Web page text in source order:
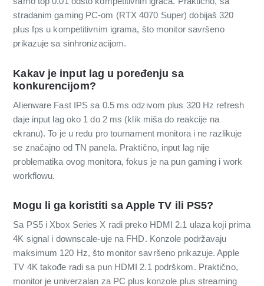
stradanim gaming PC-om (RTX 4070 Super) dobijaš 320
plus fps u kompetitivnim igrama, što monitor savršeno
prikazuje sa sinhronizacijom.
Kakav je input lag u poređenju sa
konkurencijom?
Alienware Fast IPS sa 0.5 ms odzivom plus 320 Hz refresh
daje input lag oko 1 do 2 ms (klik miša do reakcije na
ekranu). To je u redu pro tournament monitora i ne razlikuje
se značajno od TN panela. Praktično, input lag nije
problematika ovog monitora, fokus je na pun gaming i work
workflowu.
Mogu li ga koristiti sa Apple TV ili PS5?
Sa PS5 i Xbox Series X radi preko HDMI 2.1 ulaza koji prima
4K signal i downscale-uje na FHD. Konzole podržavaju
maksimum 120 Hz, što monitor savršeno prikazuje. Apple
TV 4K takođe radi sa pun HDMI 2.1 podrškom. Praktično,
monitor je univerzalan za PC plus konzole plus streaming